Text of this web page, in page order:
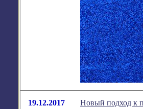
19.12.2017
Новый подход к